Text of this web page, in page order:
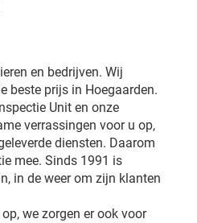
en bedrijven. Wij
beste prijs in Hoegaarden.
Unit en onze
verrassingen voor u op,
diensten. Daarom
mee. Sinds 1991 is
in de weer om zijn klanten
we zorgen er ook voor